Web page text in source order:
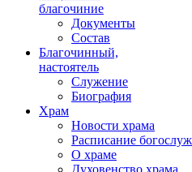
благочиние
Документы
Состав
Благочинный,
настоятель
Служение
Биография
Храм
Новости храма
Расписание
О храме
Духовенство храма